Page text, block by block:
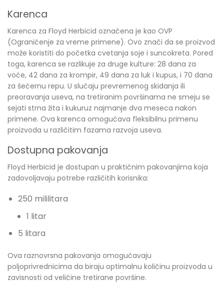
Karenca
Karenca za Floyd Herbicid označena je kao OVP
(Ograničenje za vreme primene). Ovo znači da se proizvod
može koristiti do početka cvetanja soje i suncokreta. Pored
toga, karenca se razlikuje za druge kulture: 28 dana za
voće, 42 dana za krompir, 49 dana za luk i kupus, i 70 dana
za šećernu repu. U slučaju prevremenog skidanja ili
preoravanja useva, na tretiranim površinama ne smeju se
sejati strna žita i kukuruz najmanje dva meseca nakon
primene. Ova karenca omogućava fleksibilnu primenu
proizvoda u različitim fazama razvoja useva.
Dostupna pakovanja
Floyd Herbicid je dostupan u praktičnim pakovanjima koja
zadovoljavaju potrebe različitih korisnika:
250 mililitara
1 litar
5 litara
Ova raznovrsna pakovanja omogućavaju
poljoprivrednicima da biraju optimalnu količinu proizvoda u
zavisnosti od veličine tretirane površine.